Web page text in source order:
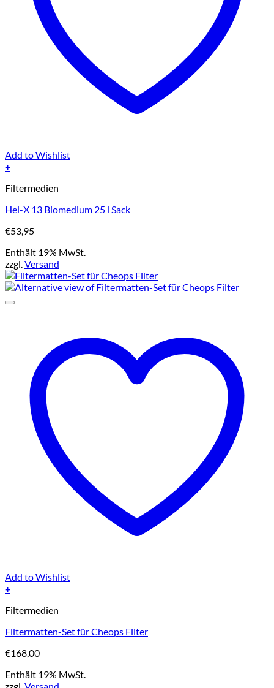
Add to Wishlist
+
Filtermedien
Hel-X 13 Biomedium 25 l Sack
€53,95
Enthält 19% MwSt.
zzgl.Versand
Add to Wishlist
+
Filtermedien
Filtermatten-Set für Cheops Filter
€168,00
Enthält 19% MwSt.